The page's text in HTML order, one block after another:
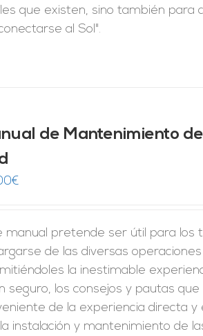
que existen, sino también para
al Sol".
de Mantenimiento
€
manual pretende ser útil para los
de las diversas
la inestimable
seguro, los consejos y pautas
de la experiencia directa
instalación y mantenimiento de